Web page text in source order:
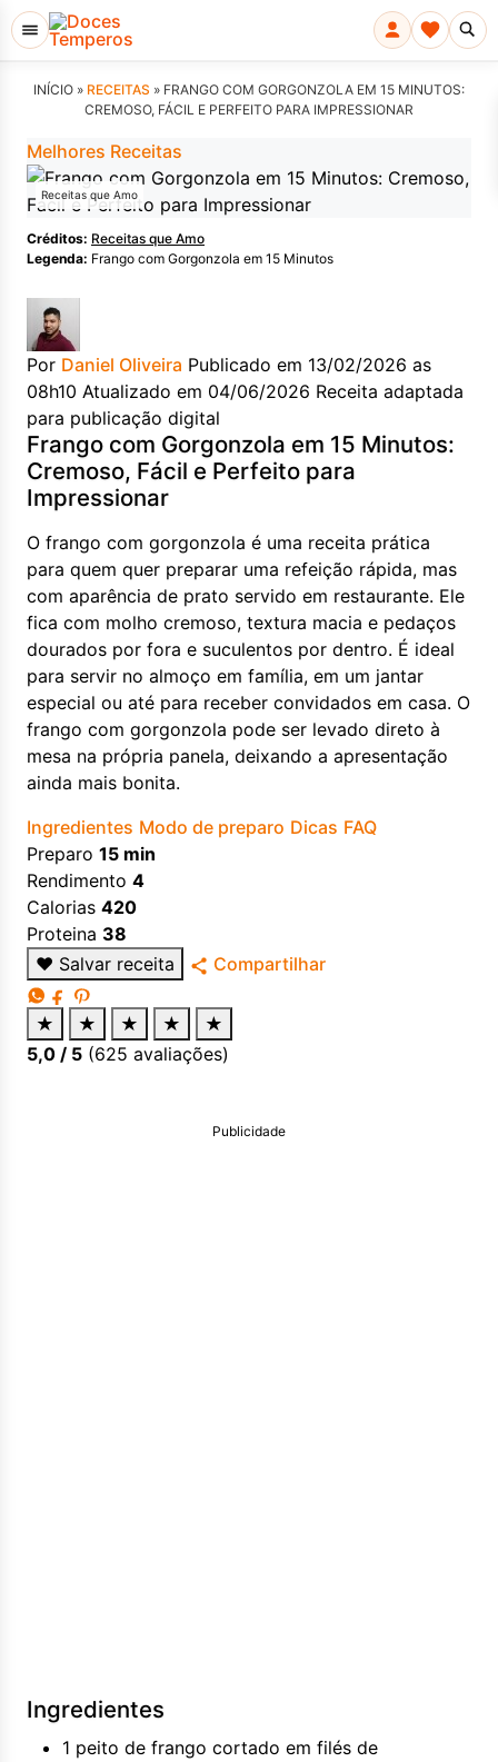
INÍCIO » RECEITAS » FRANGO COM GORGONZOLA EM 15 MINUTOS:
CREMOSO, FÁCIL E PERFEITO PARA IMPRESSIONAR
Melhores Receitas
Receitas que Amo
Créditos: Receitas que Amo
Legenda: Frango com Gorgonzola em 15 Minutos
Por Daniel Oliveira Publicado em 13/02/2026 as
08h10 Atualizado em 04/06/2026 Receita adaptada
para publicação digital
Frango com Gorgonzola em 15 Minutos:
Cremoso, Fácil e Perfeito para
Impressionar
O frango com gorgonzola é uma receita prática
para quem quer preparar uma refeição rápida, mas
com aparência de prato servido em restaurante. Ele
fica com molho cremoso, textura macia e pedaços
dourados por fora e suculentos por dentro. É ideal
para servir no almoço em família, em um jantar
especial ou até para receber convidados em casa. O
frango com gorgonzola pode ser levado direto à
mesa na própria panela, deixando a apresentação
ainda mais bonita.
Ingredientes Modo de preparo Dicas FAQ
Preparo 15 min
Rendimento 4
Calorias 420
Proteina 38
♥ Salvar receita Compartilhar
★ ★ ★ ★
★
5,0 / 5 (625 avaliações)
Publicidade
Ingredientes
1 peito de frango cortado em filés de